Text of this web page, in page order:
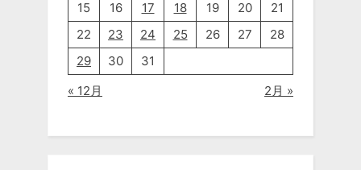
15
16 17 18 19 20
21
22
23 24 25 26 27
28
29
30
31
« 12月
2月 »